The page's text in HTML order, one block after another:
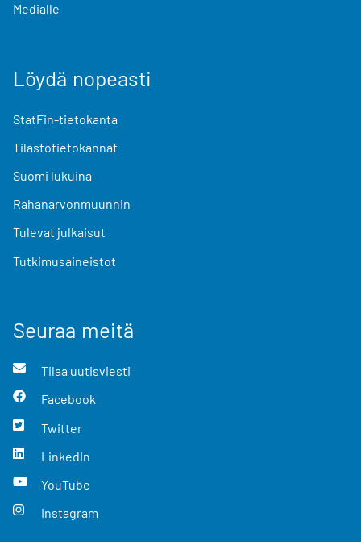
Medialle
Löydä nopeasti
StatFin-tietokanta
Tilastotietokannat
Suomi lukuina
Rahanarvonmuunnin
Tulevat julkaisut
Tutkimusaineistot
Seuraa meitä
Tilaa uutisviesti
Facebook
Twitter
LinkedIn
YouTube
Instagram